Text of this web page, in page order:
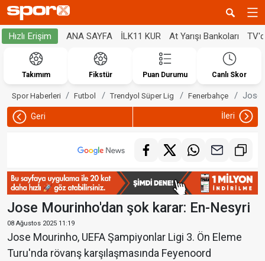
Hızlı Erişim ANA SAYFA İLK11 KUR At Yarışı Bankoları
Takımım Fikstür Puan Durumu Canlı Skor
Spor Haberleri Futbol Trendyol Süper Lig Fenerbahçe Jose
Geri İleri
Jose Mourinho'dan şok karar: En-Nesyri
08 Ağustos 2025 11:19
Jose Mourinho, UEFA Şampiyonlar Ligi 3. Ön Eleme
Turu'nda rövanş karşılaşmasında Feyenoord